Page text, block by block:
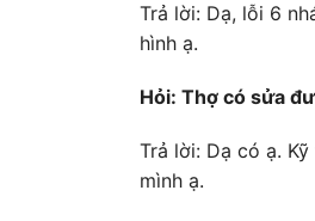
Trả lời: Dạ, lỗi 6
hình ạ.
Hỏi: Thợ có sửa
Trả lời: Dạ có ạ.
mình ạ.